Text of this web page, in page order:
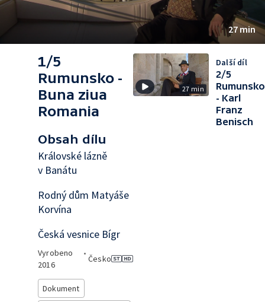
27 min
1/5
Rumunsko -
Buna ziua
Romania
Obsah dílu
Královské lázně
v Banátu
Rodný dům Matyáše
Korvína
Česká vesnice Bígr
Vyrobeno
2016
•
Česko
Dokument
27 min
Další díl
2/5
Rumunsko
- Karl
Franz
Benisch